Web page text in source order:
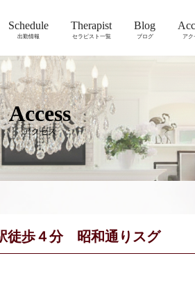
Schedule
出勤情報
Therapist
セラピスト一覧
Blog
ブログ アク
Access
アクセス
徒歩４分 昭和通りスグ